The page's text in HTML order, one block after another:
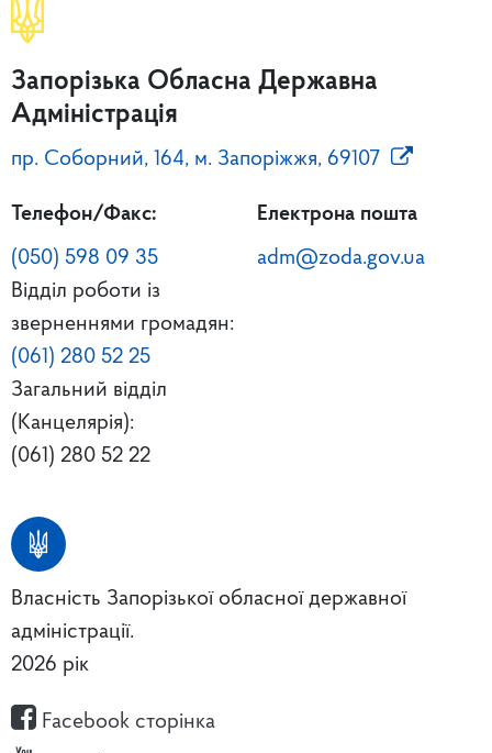
Запорізька Обласна Державна
Адміністрація
пр. Соборний, 164, м. Запоріжжя, 69107
Телефон/Факс:
(050) 598 09 35
Відділ роботи із
зверненнями громадян:
(061) 280 52 25
Загальний відділ
(Канцелярія):
(061) 280 52 22
Електрона пошта
adm@zoda.gov.ua
Власність Запорізької обласної державної
адміністрації.
2026 рік
Facebook сторінка